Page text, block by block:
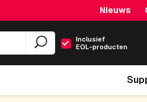
Nieuws
Inclusief
EOL-producten